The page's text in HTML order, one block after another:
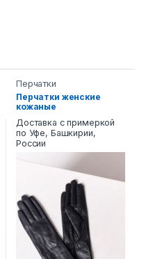
Перчатки
Перчатки женские
кожаные
Доставка с примеркой
по Уфе, Башкирии,
России